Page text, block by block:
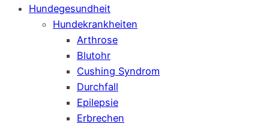
Hundegesundheit
Hundekrankheiten
Arthrose
Blutohr
Cushing Syndrom
Durchfall
Epilepsie
Erbrechen